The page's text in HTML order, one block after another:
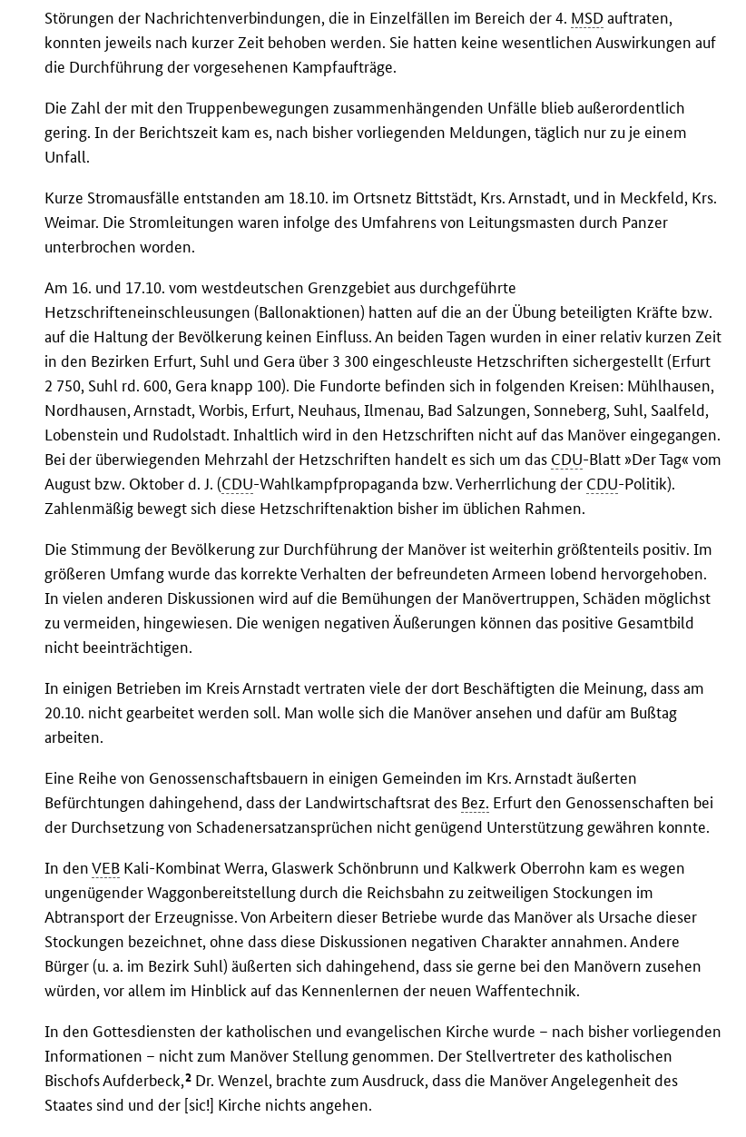
Störungen der Nachrichtenverbindungen, die in Einzelfällen im Bereich der 4. MSD auftraten,
konnten jeweils nach kurzer Zeit behoben werden. Sie hatten keine wesentlichen Auswirkungen auf
die Durchführung der vorgesehenen Kampfaufträge.
Die Zahl der mit den Truppenbewegungen zusammenhängenden Unfälle blieb außerordentlich
gering. In der Berichtszeit kam es, nach bisher vorliegenden Meldungen, täglich nur zu je einem
Unfall.
Kurze Stromausfälle entstanden am 18.10. im Ortsnetz Bittstädt, Krs. Arnstadt, und in Meckfeld, Krs.
Weimar. Die Stromleitungen waren infolge des Umfahrens von Leitungsmasten durch Panzer
unterbrochen worden.
Am 16. und 17.10. vom westdeutschen Grenzgebiet aus durchgeführte
Hetzschrifteneinschleusungen (Ballonaktionen) hatten auf die an der Übung beteiligten Kräfte bzw.
auf die Haltung der Bevölkerung keinen Einfluss. An beiden Tagen wurden in einer relativ kurzen Zeit
in den Bezirken Erfurt, Suhl und Gera über 3 300 eingeschleuste Hetzschriften sichergestellt (Erfurt
2 750, Suhl rd. 600, Gera knapp 100). Die Fundorte befinden sich in folgenden Kreisen: Mühlhausen,
Nordhausen, Arnstadt, Worbis, Erfurt, Neuhaus, Ilmenau, Bad Salzungen, Sonneberg, Suhl, Saalfeld,
Lobenstein und Rudolstadt. Inhaltlich wird in den Hetzschriften nicht auf das Manöver eingegangen.
Bei der überwiegenden Mehrzahl der Hetzschriften handelt es sich um das CDU-Blatt »Der Tag« vom
August bzw. Oktober d. J. (CDU-Wahlkampfpropaganda bzw. Verherrlichung der CDU-Politik).
Zahlenmäßig bewegt sich diese Hetzschriftenaktion bisher im üblichen Rahmen.
Die Stimmung der Bevölkerung zur Durchführung der Manöver ist weiterhin größtenteils positiv. Im
größeren Umfang wurde das korrekte Verhalten der befreundeten Armeen lobend hervorgehoben.
In vielen anderen Diskussionen wird auf die Bemühungen der Manövertruppen, Schäden möglichst
zu vermeiden, hingewiesen. Die wenigen negativen Äußerungen können das positive Gesamtbild
nicht beeinträchtigen.
In einigen Betrieben im Kreis Arnstadt vertraten viele der dort Beschäftigten die Meinung, dass am
20.10. nicht gearbeitet werden soll. Man wolle sich die Manöver ansehen und dafür am Bußtag
arbeiten.
Eine Reihe von Genossenschaftsbauern in einigen Gemeinden im Krs. Arnstadt äußerten
Befürchtungen dahingehend, dass der Landwirtschaftsrat des Bez. Erfurt den Genossenschaften bei
der Durchsetzung von Schadenersatzansprüchen nicht genügend Unterstützung gewähren konnte.
In denVEB Kali-Kombinat Werra, Glaswerk Schönbrunn und Kalkwerk Oberrohn kam es wegen
ungenügender Waggonbereitstellung durch die Reichsbahn zu zeitweiligen Stockungen im
Abtransport der Erzeugnisse. Von Arbeitern dieser Betriebe wurde das Manöver als Ursache dieser
Stockungen bezeichnet, ohne dass diese Diskussionen negativen Charakter annahmen. Andere
Bürger (u. a. im Bezirk Suhl) äußerten sich dahingehend, dass sie gerne bei den Manövern zusehen
würden, vor allem im Hinblick auf das Kennenlernen der neuen Waffentechnik.
In den Gottesdiensten der katholischen und evangelischen Kirche wurde – nach bisher vorliegenden
Informationen – nicht zum Manöver Stellung genommen. Der Stellvertreter des katholischen
Bischofs Aufderbeck,2 Dr. Wenzel, brachte zum Ausdruck, dass die Manöver Angelegenheit des
Staates sind und der [sic!] Kirche nichts angehen.